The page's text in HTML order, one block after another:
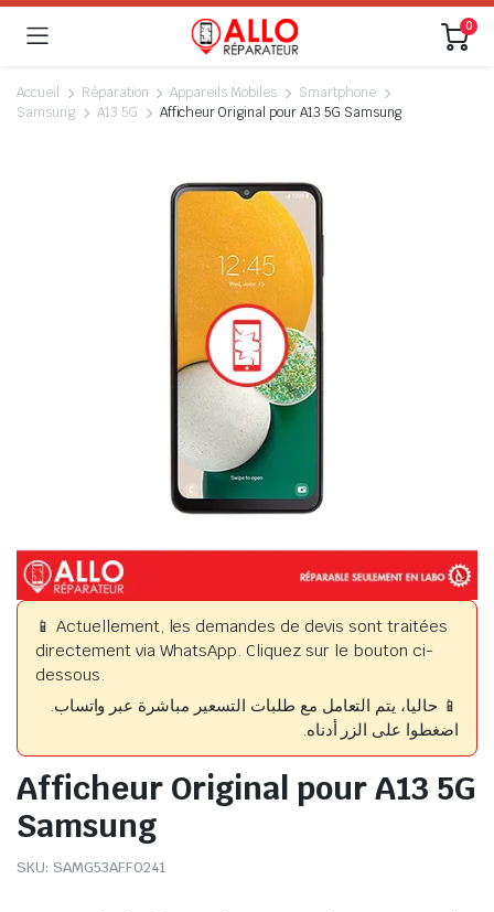
0
Accueil Réparation Appareils Mobiles
Smartphone
Samsung
A13 5G Afficheur Original pour A13 5G Samsung
📱 Actuellement, les demandes de devis sont traitées
directement via WhatsApp. Cliquez sur le bouton ci-
dessous.
📱 حاليا، يتم التعامل مع طلبات التسعير مباشرة عبر واتساب.
اضغطوا على الزر أدناه.
Afficheur Original pour A13 5G
Samsung
SKU: SAMG53AFF0241